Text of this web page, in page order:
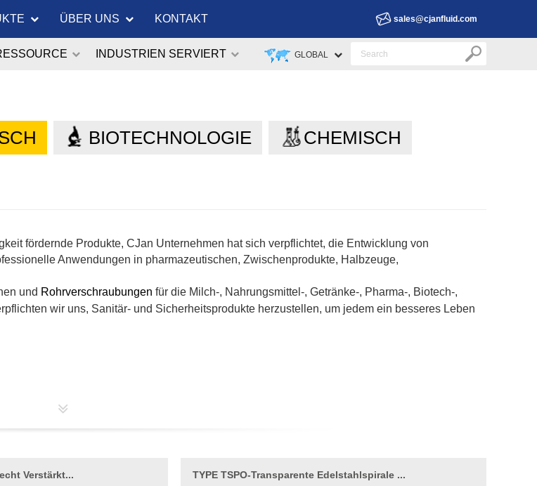
ÜBER UNS KONTAKT sales@cjanfluid.com
GLOBAL
INDUSTRIEN SERVIERT
BIOTECHNOLOGIE
CHEMISCH
fördernde Produkte, CJan Unternehmen hat sich verpflichtet, die Entwicklung von
Anwendungen in pharmazeutischen, Zwischenprodukte, Halbzeuge,
und Rohrverschraubungen für die Milch-, Nahrungsmittel-, Getränke-, Pharma-, Biotech-,
wir uns, Sanitär- und Sicherheitsprodukte herzustellen, um jedem ein besseres Leben
Verstärkt... TYPE TSPO-Transparente Edelstahlspirale ...